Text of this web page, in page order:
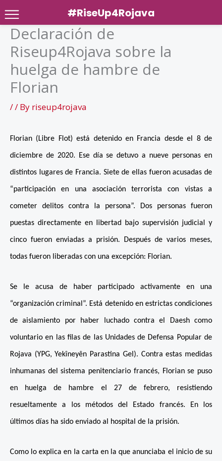
Skip
content
Declaración de
Riseup4Rojava sobre la
huelga de hambre de
Florian
// By riseup4rojava
Florian (Libre Flot) está detenido en Francia desde el 8 de
diciembre de 2020. Ese día se detuvo a nueve personas en
distintos lugares de Francia. Siete de ellas fueron acusadas de
“participación en una asociación terrorista con vistas a
cometer delitos contra la persona”. Dos personas fueron
puestas directamente en libertad bajo supervisión judicial y
cinco fueron enviadas a prisión. Después de varios meses,
todas fueron liberadas con una excepción: Florian.
Se le acusa de haber participado activamente en una
“organización criminal”. Está detenido en estrictas condiciones
de aislamiento por haber luchado contra el Daesh como
voluntario en las filas de las Unidades de Defensa Popular de
Rojava (YPG, Yekîneyên Parastina Gel). Contra estas medidas
inhumanas del sistema penitenciario francés, Florian se puso
en huelga de hambre el 27 de febrero, resistiendo
resueltamente a los métodos del Estado francés. En los
últimos días ha sido enviado al hospital de la prisión.
Como lo explica en la carta en la que anunciaba el inicio de su
#RiseUp4Rojava